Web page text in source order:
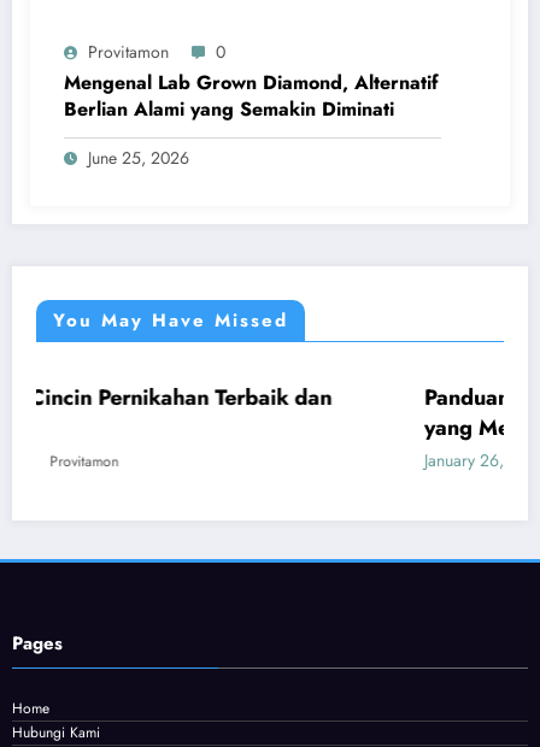
Provitamon 0
Mengenal Lab Grown Diamond, Alternatif
Berlian Alami yang Semakin Diminati
June 25, 2026
You May Have Missed
Terbaik dan UMUM
Panduan Mudah Beli Cincin
yang Menguntungkan
Provitamon
Pages
Home
Hubungi Kami